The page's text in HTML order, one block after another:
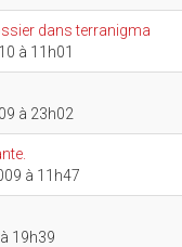
dans terranigma
à 11h01
à 23h02
à 11h47
19h39